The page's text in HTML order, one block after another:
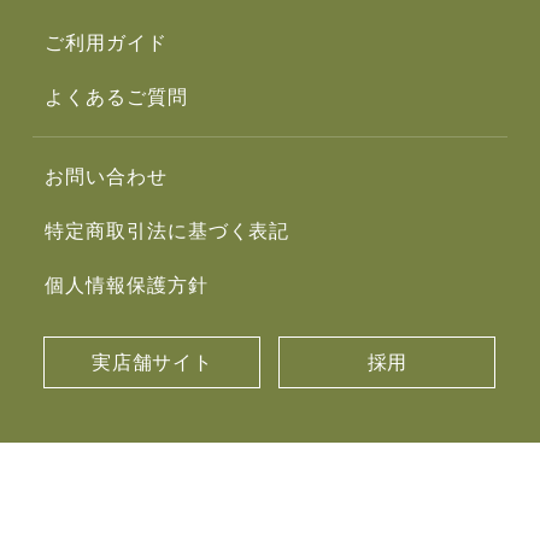
ご利用ガイド
よくあるご質問
お問い合わせ
特定商取引法に基づく表記
個人情報保護方針
実店舗サイト 採用